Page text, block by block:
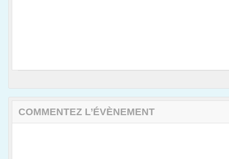
COMMENTEZ L’ÉVÈNEMENT